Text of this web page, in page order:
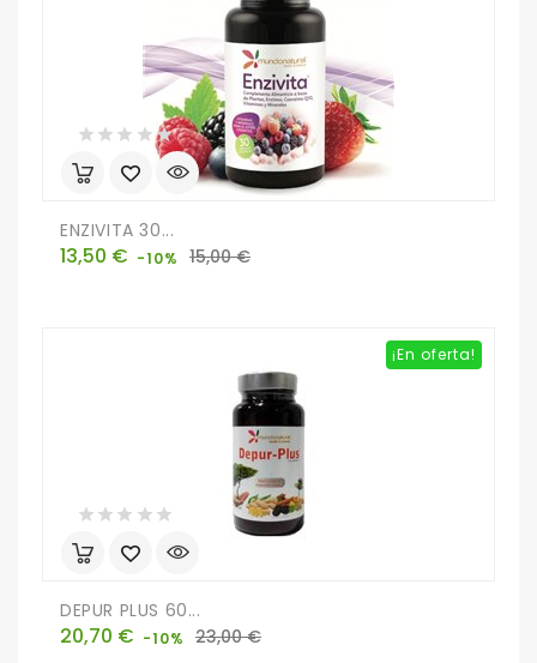
ENZIVITA 30...
Precio
13,50 € -10%
Precio
15,00 €
¡En oferta!
DEPUR PLUS 60...
Precio
20,70 € -10%
Precio
23,00 €